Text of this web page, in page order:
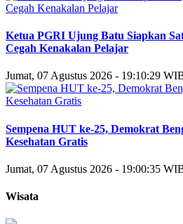
Ketua PGRI Ujung Batu Siapkan
Cegah Kenakalan Pelajar
Jumat, 07 Agustus 2026 - 19:10:29
Sempena HUT ke-25, Demokrat
Kesehatan Gratis
Jumat, 07 Agustus 2026 - 19:00:35
Wisata